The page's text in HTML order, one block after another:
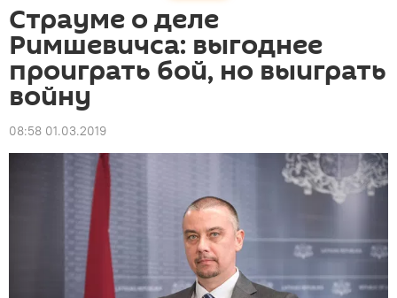
Страуме о деле
Римшевичса: выгоднее
проиграть бой, но выиграть
войну
08:58 01.03.2019